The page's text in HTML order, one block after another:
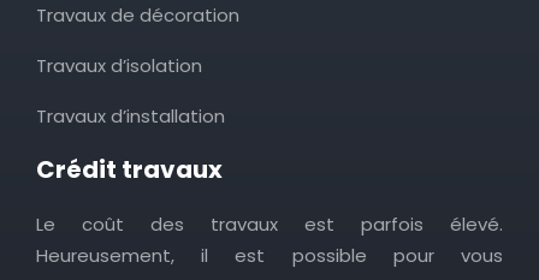
Travaux de décoration
Travaux d’isolation
Travaux d’installation
Crédit travaux
Le coût des travaux est parfois élevé.
Heureusement, il est possible pour vous